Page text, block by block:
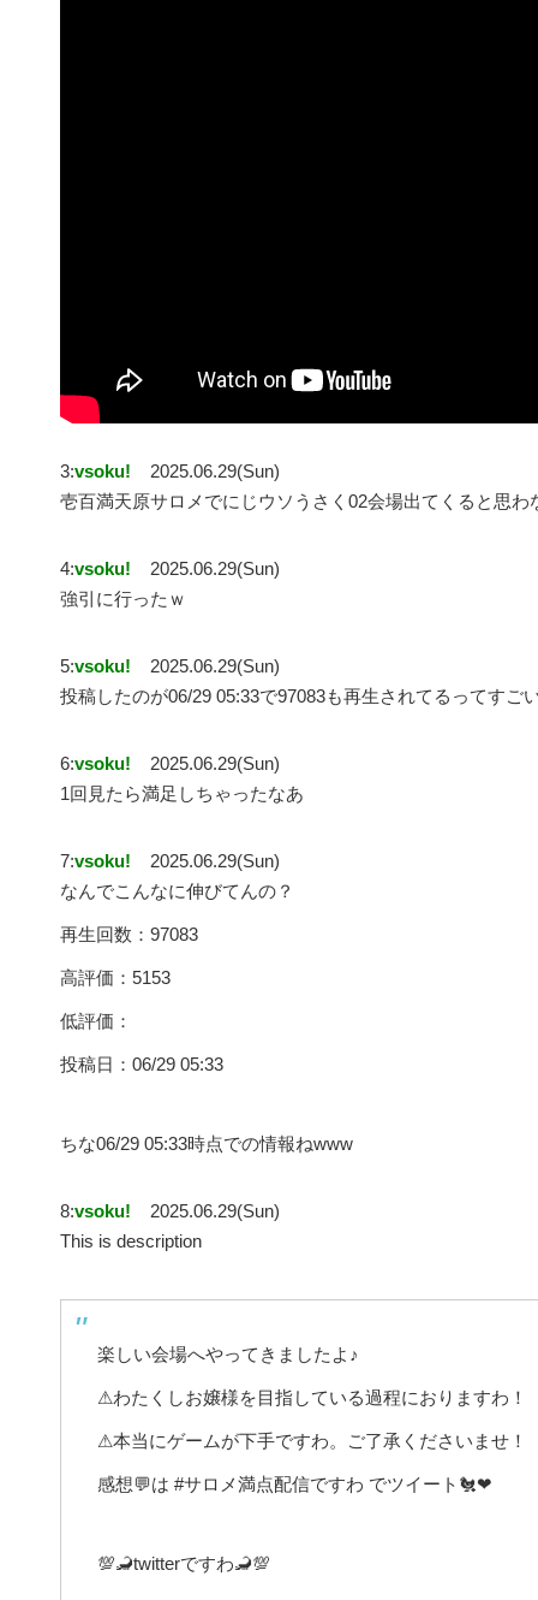
3:vsoku!
2025.06.29(Sun)
壱百満天原サロメでにじウソうさく02会場出てくると思わ
4:vsoku!
2025.06.29(Sun)
強引に行ったｗ
5:vsoku!
2025.06.29(Sun)
投稿したのが06/29 05:33で97083も再生されてるってすご
6:vsoku!
2025.06.29(Sun)
1回見たら満足しちゃったなあ
7:vsoku!
2025.06.29(Sun)
なんでこんなに伸びてんの？
再生回数：97083
高評価：5153
低評価：
投稿日：06/29 05:33
ちな06/29 05:33時点での情報ねwww
8:vsoku!
2025.06.29(Sun)
This is description
楽しい会場へやってきましたよ♪
⚠わたくしお嬢様を目指している過程におりますわ！
⚠本当にゲームが下手ですわ。ご了承くださいませ！
感想💬は #サロメ満点配信ですわ でツイート🐔❤
💯🦂twitterですわ🦂💯